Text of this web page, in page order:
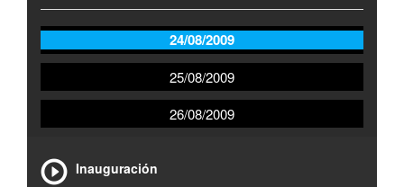
24/08/2009
25/08/2009
26/08/2009
Inauguración